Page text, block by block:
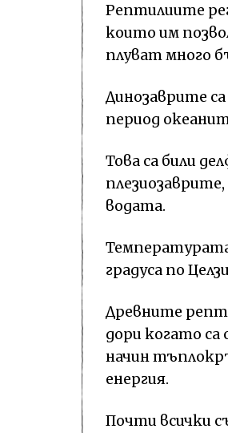
Рептилиите
които им
плуват много
Динозаврите са
период
Това са били
водата.
градуса по
Древните
дори когато
начин
енергия.
Почти всички